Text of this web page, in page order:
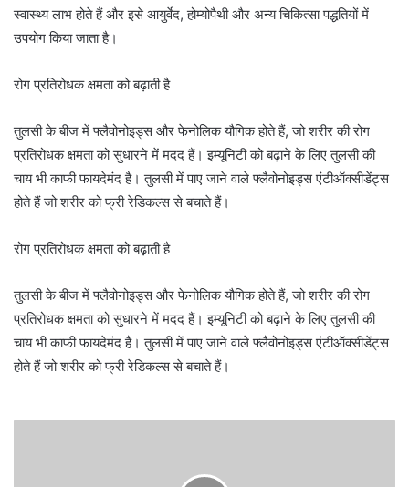
स्वास्थ्य लाभ होते हैं और इसे आयुर्वेद, होम्योपैथी और अन्य चिकित्सा पद्धतियों में
उपयोग किया जाता है।
रोग प्रतिरोधक क्षमता को बढ़ाती है
तुलसी के बीज में फ्लैवोनोइड्स और फेनोलिक यौगिक होते हैं, जो शरीर की रोग
प्रतिरोधक क्षमता को सुधारने में मदद हैं। इम्यूनिटी को बढ़ाने के लिए तुलसी की
चाय भी काफी फायदेमंद है। तुलसी में पाए जाने वाले फ्लैवोनोइड्स एंटीऑक्सीडेंट्स
होते हैं जो शरीर को फ्री रेडिकल्स से बचाते हैं।
रोग प्रतिरोधक क्षमता को बढ़ाती है
तुलसी के बीज में फ्लैवोनोइड्स और फेनोलिक यौगिक होते हैं, जो शरीर की रोग
प्रतिरोधक क्षमता को सुधारने में मदद हैं। इम्यूनिटी को बढ़ाने के लिए तुलसी की
चाय भी काफी फायदेमंद है। तुलसी में पाए जाने वाले फ्लैवोनोइड्स एंटीऑक्सीडेंट्स
होते हैं जो शरीर को फ्री रेडिकल्स से बचाते हैं।